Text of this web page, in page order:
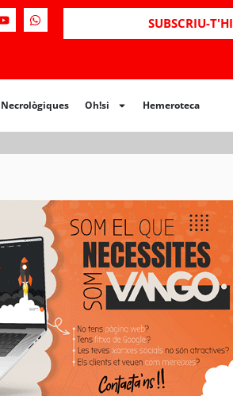
SUBSCRIU-T'HI
Necrològiques Oh!si Hemeroteca
Hemeroteca